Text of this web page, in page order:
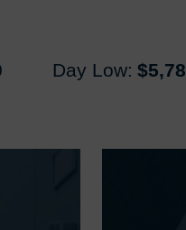
Day Low: $5,78